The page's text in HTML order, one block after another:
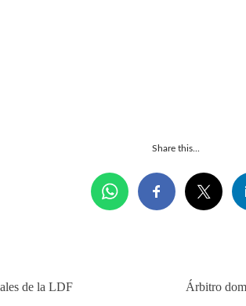
Share this...
de la LDF Árbitro